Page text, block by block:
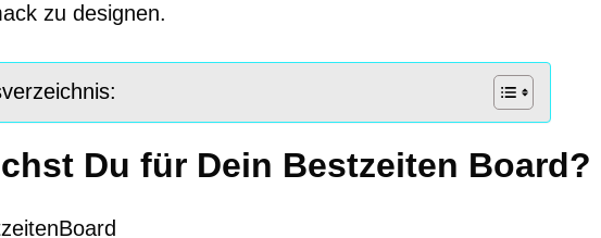
zu designen.
Du für Dein Bestzeiten Board?